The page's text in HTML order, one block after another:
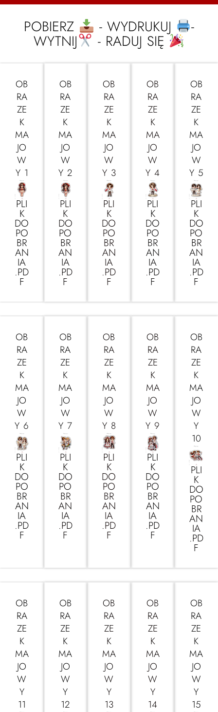
POBIERZ - WYDRUKUJ -
WYTNIJ - RADUJ SIĘ
OB
RA
ZE
K
MA
JO
W
Y 1
PLI
K
DO
PO
BR
AN
IA
.PD
F
OB
RA
ZE
K
MA
JO
W
Y 2
PLI
K
DO
PO
BR
AN
IA
.PD
F
OB
RA
ZE
K
MA
JO
W
Y 3
PLI
K
DO
PO
BR
AN
IA
.PD
F
OB
RA
ZE
K
MA
JO
W
Y 4
PLI
K
DO
PO
BR
AN
IA
.PD
F
OB
RA
ZE
K
MA
JO
W
Y 5
PLI
K
DO
PO
BR
AN
IA
.PD
F
OB
RA
ZE
K
MA
JO
W
Y 6
PLI
K
DO
PO
BR
AN
IA
.PD
F
OB
RA
ZE
K
MA
JO
W
Y 7
PLI
K
DO
PO
BR
AN
IA
.PD
F
OB
RA
ZE
K
MA
JO
W
Y 8
PLI
K
DO
PO
BR
AN
IA
.PD
F
OB
RA
ZE
K
MA
JO
W
Y 9
PLI
K
DO
PO
BR
AN
IA
.PD
F
OB
RA
ZE
K
MA
JO
W
Y
10
PLI
K
DO
PO
BR
AN
IA
.PD
F
OB
RA
ZE
K
MA
JO
W
Y
11
OB
RA
ZE
K
MA
JO
W
Y
12
OB
RA
ZE
K
MA
JO
W
Y
13
OB
RA
ZE
K
MA
JO
W
Y
14
OB
RA
ZE
K
MA
JO
W
Y
15